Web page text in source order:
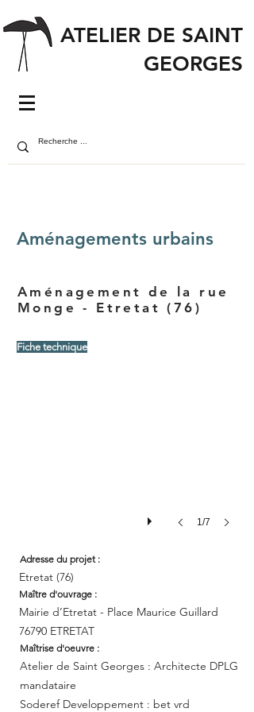
ATELIER DE SAINT
GEORGES
Aménagements urbains
Aménagement de la rue
Monge - Etretat (76)
Fiche technique
Adresse du projet :
1/7
Etretat (76)
Maître d'ouvrage :
Mairie d’Etretat - Place Maurice Guillard
76790 ETRETAT
Maîtrise d'oeuvre :
Atelier de Saint Georges : Architecte DPLG
mandataire
Soderef Developpement : bet vrd